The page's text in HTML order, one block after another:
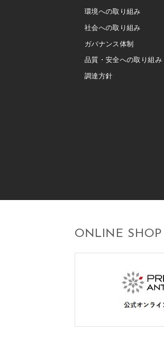
環境への取り組み
社会への取り組み
ガバナンス体制
品質・安全への取り組み
調達方針
ONLINE SHOP